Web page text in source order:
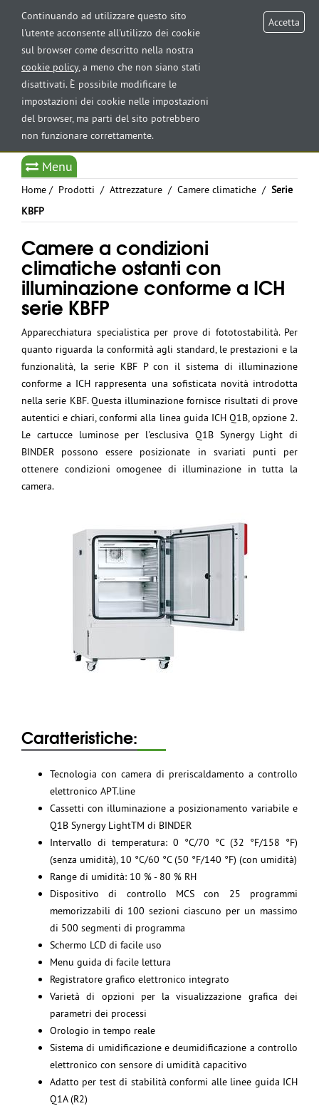
Menu
Home / Prodotti / Attrezzature / Camere climatiche / Serie
KBFP
Camere a condizioni
climatiche ostanti con
illuminazione conforme a ICH
serie KBFP
Apparecchiatura specialistica per prove di fototostabilità. Per
quanto riguarda la conformità agli standard, le prestazioni e la
funzionalità, la serie KBF P con il sistema di illuminazione
conforme a ICH rappresenta una sofisticata novità introdotta
nella serie KBF. Questa illuminazione fornisce risultati di prove
autentici e chiari, conformi alla linea guida ICH Q1B, opzione 2.
Le cartucce luminose per l'esclusiva Q1B Synergy Light di
BINDER possono essere posizionate in svariati punti per
ottenere condizioni omogenee di illuminazione in tutta la
camera.
Caratteristiche:
Tecnologia con camera di preriscaldamento a controllo
elettronico APT.line
Cassetti con illuminazione a posizionamento variabile e
Q1B Synergy LightTM di BINDER
Intervallo di temperatura: 0 °C/70 °C (32 °F/158 °F)
(senza umidità), 10 °C/60 °C (50 °F/140 °F) (con umidità)
Range di umidità: 10 % - 80 % RH
Dispositivo di controllo MCS con 25 programmi
memorizzabili di 100 sezioni ciascuno per un massimo
di 500 segmenti di programma
Schermo LCD di facile uso
Menu guida di facile lettura
Registratore grafico elettronico integrato
Varietà di opzioni per la visualizzazione grafica dei
parametri dei processi
Orologio in tempo reale
Sistema di umidificazione e deumidificazione a controllo
elettronico con sensore di umidità capacitivo
Adatto per test di stabilità conformi alle linee guida ICH
Q1A (R2)
Continuando ad utilizzare questo sito
l'utente acconsente all'utilizzo dei cookie
sul browser come descritto nella nostra
cookie policy, a meno che non siano stati
disattivati. È possibile modificare le
impostazioni dei cookie nelle impostazioni
del browser, ma parti del sito potrebbero
non funzionare correttamente.
Accetta